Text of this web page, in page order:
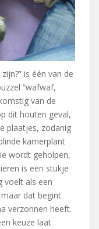
is één van de
“wafwaf,
van de
dit houten geval,
plaatjes, zodanig
kamerplant
wordt geholpen,
is een stukje
voelt als een
dat begint
verzonnen heeft.
keuze laat